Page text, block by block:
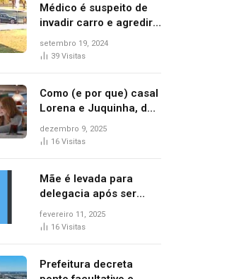
Médico é suspeito de
invadir carro e agredir
delegado aposentado
durante confusão no
setembro 19, 2024
39 Visitas
Como (e por que) casal
Lorena e Juquinha, de
‘Três Graças’, ganhou
repercussão
dezembro 9, 2025
16 Visitas
Mãe é levada para
delegacia após ser
denunciada por maus-
tratos contra dois
fevereiro 11, 2025
16 Visitas
Prefeitura decreta